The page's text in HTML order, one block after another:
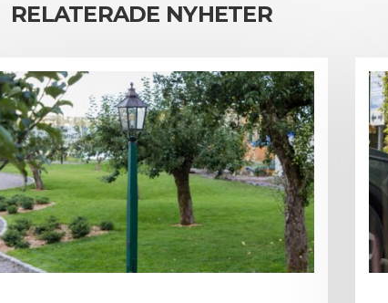
RELATERADE NYHETER